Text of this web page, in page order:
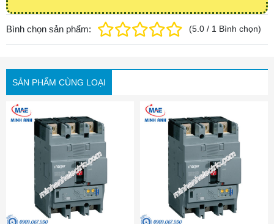
Bình chọn sản phẩm: (5.0 / 1 Bình chọn)
SẢN PHẨM CÙNG LOẠI